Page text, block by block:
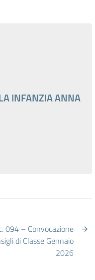
INFANZIA ANNA
094 – Convocazione
di Classe Gennaio
2026